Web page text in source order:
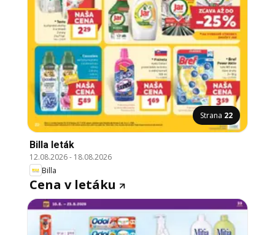
Strana 22
Billa leták
12.08.2026- 18.08.2026
Billa
Cena v letáku